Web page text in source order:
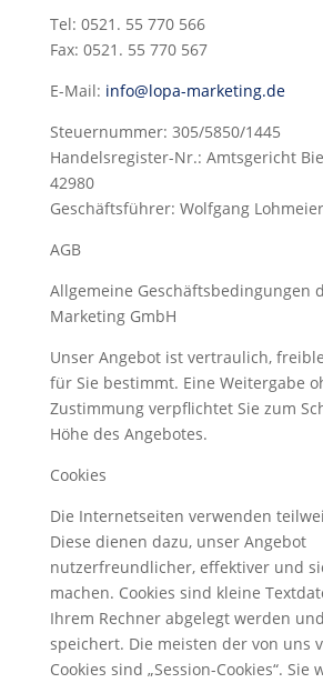
Tel: 0521. 55 770 566
Fax: 0521. 55 770 567
E-Mail: info@lopa-marketing.de
Steuernummer: 305/5850/1445
Handelsregister-Nr.: Amtsgericht
42980
Geschäftsführer: Wolfgang Lohmeier
AGB
Allgemeine Geschäftsbedingungen
Marketing GmbH
Unser Angebot ist vertraulich,
für Sie bestimmt. Eine Weitergabe
Zustimmung verpflichtet Sie zum
Höhe des Angebotes.
Cookies
Die Internetseiten verwenden
Diese dienen dazu, unser Angebot
nutzerfreundlicher, effektiver und
machen. Cookies sind kleine
Ihrem Rechner abgelegt werden
speichert. Die meisten der von uns
Cookies sind „Session-Cookies“. Sie